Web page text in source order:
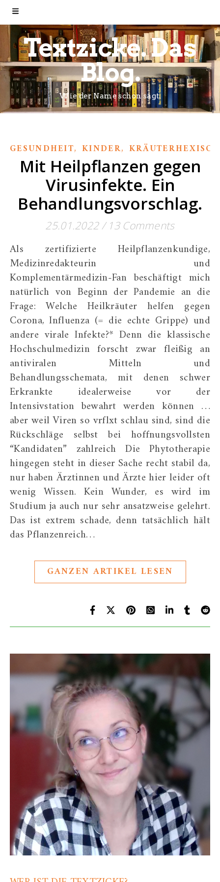
Textzicke. Das
Blog.
Wie der Name schon sagt.
GESUNDHEIT, KINDER,
Mit Heilpflanzen gegen
Virusinfekte. Ein
Behandlungsvorschlag.
25.01.2022 / 13 Comments
Als zertifizierte Heilpflanzenkundige,
Medizinredakteurin und
Komplementärmedizin-Fan beschäftigt mich
natürlich von Beginn der Pandemie an die
Frage: Welche Heilkräuter helfen gegen
Corona, Influenza (= die echte Grippe) und
andere virale Infekte?* Denn die klassische
Hochschulmedizin forscht zwar fleißig an
antiviralen Mitteln und
Behandlungsschemata, mit denen schwer
Erkrankte idealerweise vor der
Intensivstation bewahrt werden können …
aber weil Viren so vrflxt schlau sind, sind die
Rückschläge selbst bei hoffnungsvollsten
“Kandidaten” zahlreich Die Phytotherapie
hingegen steht in dieser Sache recht stabil da,
nur haben Ärztinnen und Ärzte hier leider oft
wenig Wissen. Kein Wunder, es wird im
Studium ja auch nur sehr ansatzweise gelehrt.
Das ist extrem schade, denn tatsächlich hält
das Pflanzenreich…
GANZEN ARTIKEL LESEN